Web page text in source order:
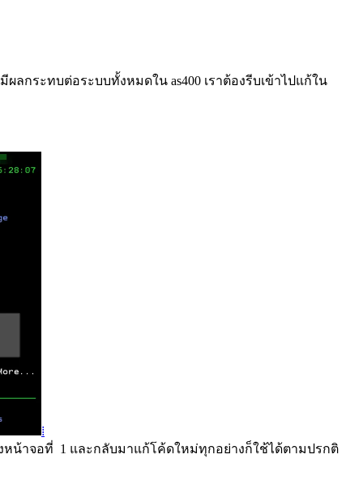
ลกระทบต่อระบบทั้งหมดใน as400 เราต้องรีบเข้าไปแก้ใน
⁞
หน้าจอที่ 1 และกลับมาแก้โค้ดใหม่ทุกอย่างก็ใช้ได้ตามปรกติ